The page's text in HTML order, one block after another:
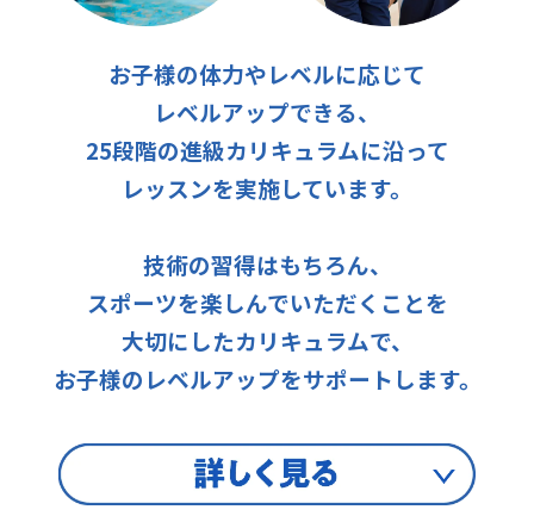
お子様の体力やレベルに応じて
レベルアップできる、
25段階の進級カリキュラムに沿って
レッスンを実施しています。
技術の習得はもちろん、
スポーツを楽しんでいただくことを
大切にしたカリキュラムで、
お子様のレベルアップをサポートします。